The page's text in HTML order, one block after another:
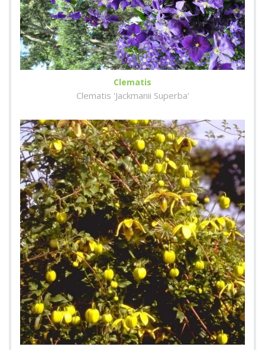
Clematis
Clematis 'Jackmanii Superba'